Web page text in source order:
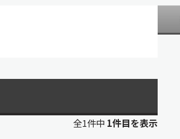
全1件中 1件目を表示